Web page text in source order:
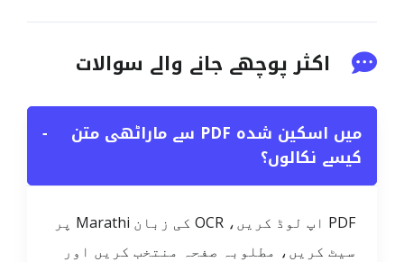
اکثر پوچھے جانے والے سوالات
میں اسکین شدہ PDF سے ماراٹھی متن
کیسے نکالوں؟
−
PDF اپ لوڈ کریں، OCR کی زبان Marathi پر
سیٹ کریں، مطلوبہ صفحہ منتخب کریں اور